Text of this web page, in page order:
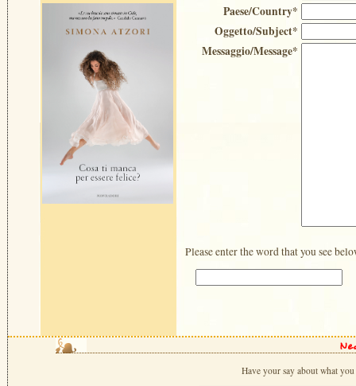
Paese/Country*
Oggetto/Subject*
Messaggio/Message*
Please enter the word that you see
Have your say about what